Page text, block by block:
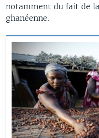
notamment du fait de
ghanéenne.